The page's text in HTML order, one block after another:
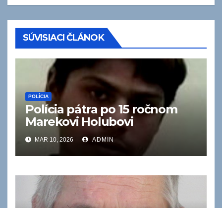
SÚVISIACI ČLÁNOK
POLÍCIA
Polícia pátra po 15 ročnom
Marekovi Holubovi
MAR 10, 2026 ADMIN